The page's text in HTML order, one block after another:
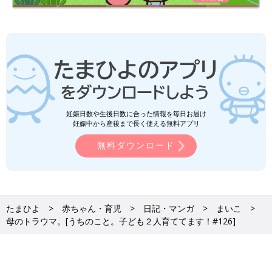
妊娠日数や生後日数に合った情報を毎日お届け
妊娠中から産後まで長く使える無料アプリ
無料ダウンロード
たまひよ 赤ちゃん・育児 日記・マンガ
まいこ
母のトラウマ。[うちのこと。子ども２人育ててます！#126]